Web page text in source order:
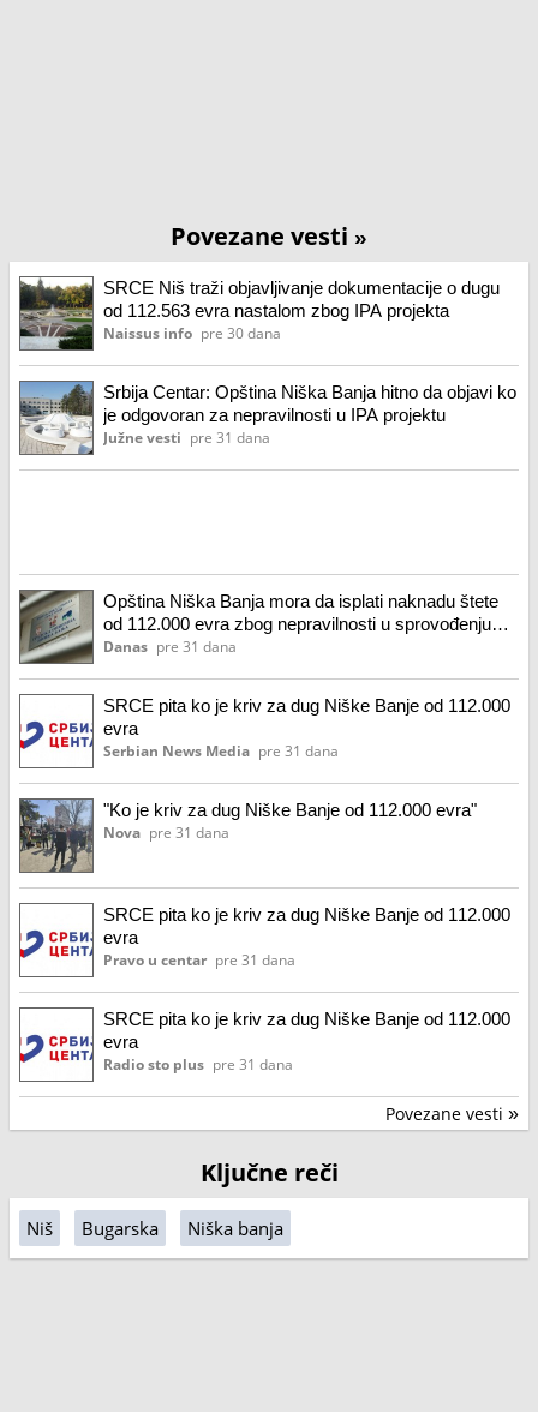
Povezane vesti »
SRCE Niš traži objavljivanje dokumentacije o dugu
od 112.563 evra nastalom zbog IPA projekta
Naissus info pre 30 dana
Srbija Centar: Opština Niška Banja hitno da objavi ko
je odgovoran za nepravilnosti u IPA projektu
Južne vesti pre 31 dana
Opština Niška Banja mora da isplati naknadu štete
od 112.000 evra zbog nepravilnosti u sprovođenju
IPA projekta: Grad Niš pomaže iz budžetske rezerve
Danas pre 31 dana
SRCE pita ko je kriv za dug Niške Banje od 112.000
evra
Serbian News Media pre 31 dana
"Ko je kriv za dug Niške Banje od 112.000 evra"
Nova pre 31 dana
SRCE pita ko je kriv za dug Niške Banje od 112.000
evra
Pravo u centar pre 31 dana
SRCE pita ko je kriv za dug Niške Banje od 112.000
evra
Radio sto plus pre 31 dana
Povezane vesti »
Ključne reči
Niš Bugarska Niška banja